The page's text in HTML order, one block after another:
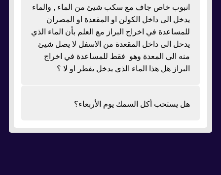
انبوب خاص جاف مع سكب شيئ من الماء , والماء
يدخل الى داخل الكولن او المقعدة او المصران
للمساعدة في اخراج البراز مع العلم بأن الماء الذي
يدحل الى داخل المقعدة من الاسفل لا يصل شيئ
منه الى المعدة وهو فقط للمساعدة في اخراج
البراز هل هذا الماء الذي يدخل يفطر او لا ؟
هل يستحب أكل السمك يوم الأربعاء؟